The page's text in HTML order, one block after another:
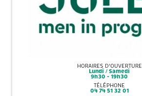
HORAIRES D'OUVERTURE
Lundi / Samedi
9h30 - 19h30
TÉLÉPHONE
04 74 51 32 01